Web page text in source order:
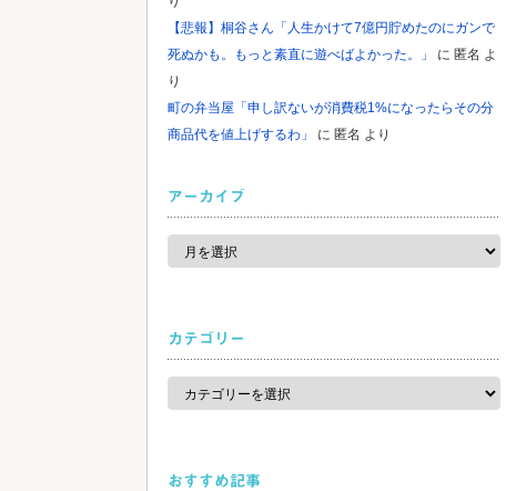
【悲報】桐谷さん「人生かけて7億円貯めたのにガンで
死ぬかも。もっと素直に遊べばよかった。」
に 匿名 よ
り
町の弁当屋「申し訳ないが消費税1%になったらその分
商品代を値上げするわ」
に 匿名 より
アーカイブ
ア
カ
カテゴリー
カ
ゴ
おすすめ記事